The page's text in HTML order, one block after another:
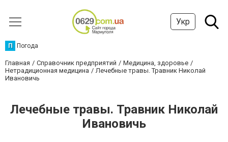
Укр
П Погода
Главная Справочник предприятий
Медицина, здоровье
Нетрадиционная медицина
Лечебные травы. Травник Николай
Ивановичь
Лечебные травы. Травник Николай
Ивановичь